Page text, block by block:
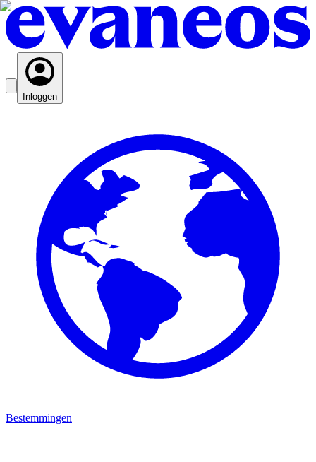
Inloggen
Bestemmingen